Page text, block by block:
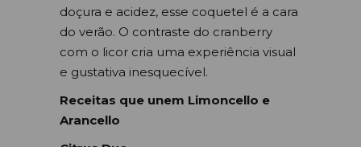
doçura e acidez, esse coquetel é a cara
do verão. O contraste do cranberry
com o licor cria uma experiência visual
e gustativa inesquecível.
Receitas que unem Limoncello e
Arancello